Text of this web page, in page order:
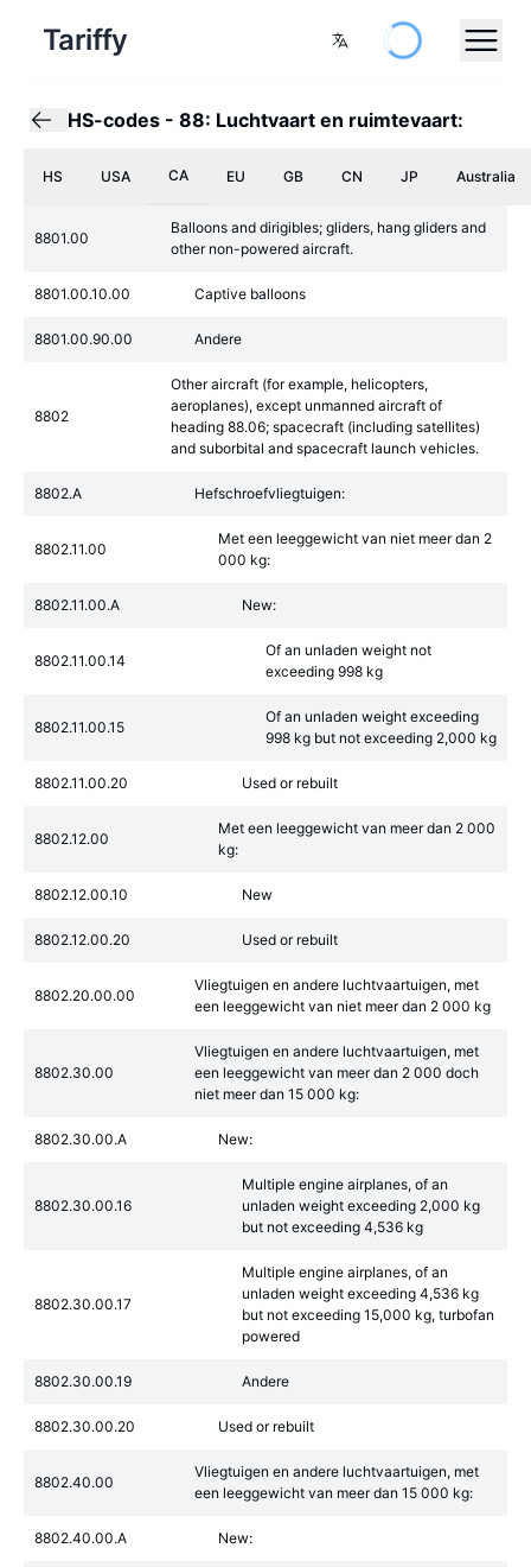
Tariffy
HS-codes - 88: Luchtvaart en ruimtevaart:
HS USA CA EU GB CN JP Australia
8801.00
Balloons and dirigibles; gliders, hang gliders and
other non-powered aircraft.
8801.00.10.00 Captive balloons
8801.00.90.00 Andere
8802
Other aircraft (for example, helicopters,
aeroplanes), except unmanned aircraft of
heading 88.06; spacecraft (including satellites)
and suborbital and spacecraft launch vehicles.
8802.A Hefschroefvliegtuigen:
8802.11.00
Met een leeggewicht van niet meer dan 2
000 kg:
8802.11.00.A New:
8802.11.00.14
Of an unladen weight not
exceeding 998 kg
8802.11.00.15
Of an unladen weight exceeding
998 kg but not exceeding 2,000 kg
8802.11.00.20 Used or rebuilt
8802.12.00
Met een leeggewicht van meer dan 2 000
kg:
8802.12.00.10 New
8802.12.00.20 Used or rebuilt
8802.20.00.00
Vliegtuigen en andere luchtvaartuigen, met
een leeggewicht van niet meer dan 2 000 kg
8802.30.00
Vliegtuigen en andere luchtvaartuigen, met
een leeggewicht van meer dan 2 000 doch
niet meer dan 15 000 kg:
8802.30.00.A New:
8802.30.00.16
Multiple engine airplanes, of an
unladen weight exceeding 2,000 kg
but not exceeding 4,536 kg
8802.30.00.17
Multiple engine airplanes, of an
unladen weight exceeding 4,536 kg
but not exceeding 15,000 kg, turbofan
powered
8802.30.00.19 Andere
8802.30.00.20 Used or rebuilt
8802.40.00
Vliegtuigen en andere luchtvaartuigen, met
een leeggewicht van meer dan 15 000 kg:
8802.40.00.A New: